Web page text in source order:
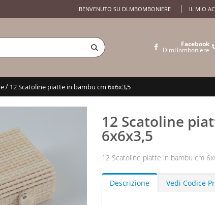
IL MIO
BENVENUTO SU DLMBOMBONIERE
Facebook
DlmBomboniere
/ 12 Scatoline piatte in bambu cm 6x6x3,5
12 Scatoline
6x6x3,5
12 Scatoline piatte in bambu cm
Descrizione Vedi Codice